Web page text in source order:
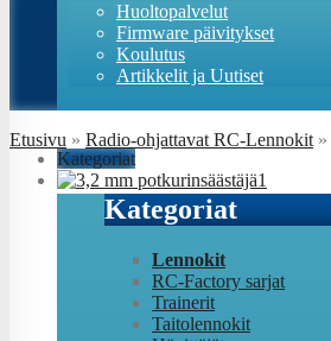
Huoltopalvelut
Firmware päivitykset
Koulutus
Artikkelit ja Uutiset
Kategoriat
Kategoriat
Lennokit
RC-Factory sarjat
Trainerit
Taitolennokit
Etusivu » Radio-ohjattavat RC-Lennokit »